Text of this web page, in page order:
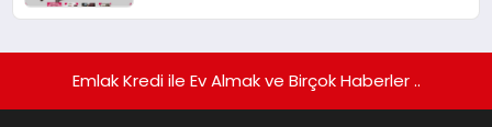
Emlak Kredi ile Ev Almak ve Birçok Haberler ..